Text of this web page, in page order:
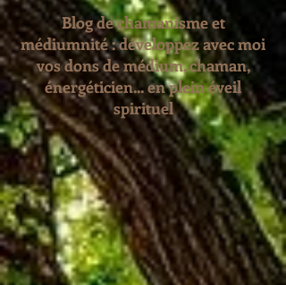
Blog de chamanisme et
médiumnité : développez avec moi
vos dons de médium, chaman,
énergéticien... en plein éveil
spirituel